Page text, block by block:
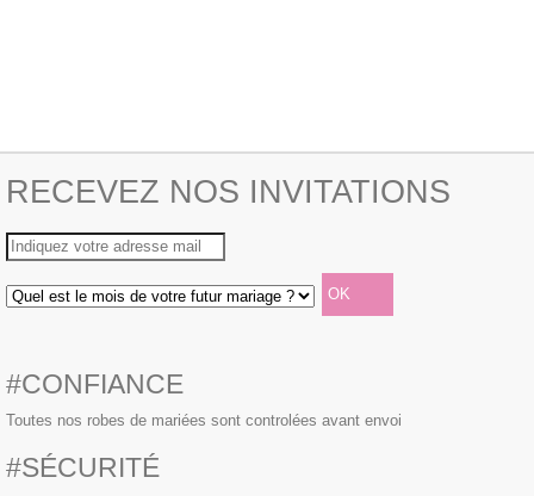
RECEVEZ NOS INVITATIONS
#CONFIANCE
Toutes nos robes de mariées sont controlées avant envoi
#SÉCURITÉ